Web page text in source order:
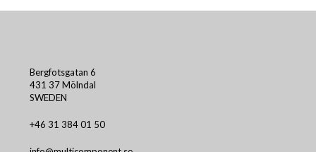
Bergfotsgatan 6
431 37 Mölndal
SWEDEN
+46 31 384 01 50